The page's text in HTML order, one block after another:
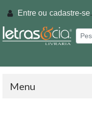
Entre ou cadastre-se.
Menu